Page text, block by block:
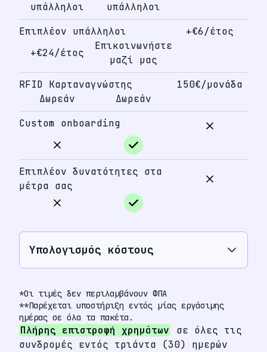
υπάλληλοι
υπάλληλοι
Επιπλέον υπάλληλοι
+€6/έτος
+€24/έτος
Επικοινωνήστε
μαζί μας
RFID Καρταναγνώστης
150€/μονάδα
Δωρεάν
Δωρεάν
Custom onboarding
Επιπλέον δυνατότητες στα
μέτρα σας
Υπολογισμός κόστους
*Οι τιμές δεν περιλαμβάνουν ΦΠΑ
**Παρέχεται υποστήριξη εντός μίας εργάσιμης
ημέρας σε όλα τα πακέτα.
Πλήρης επιστροφή χρημάτων
σε όλες τις
συνδρομές εντός τριάντα (30) ημερών